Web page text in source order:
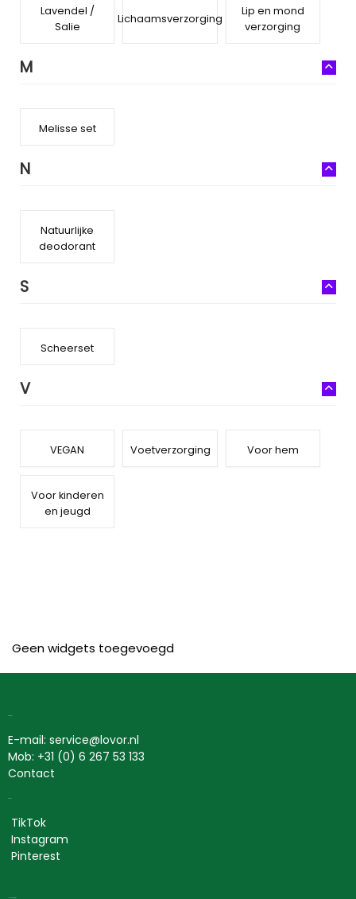
Lavendel /
Salie
Lichaamsverzorging
Lip en mond
verzorging
M
Melisse set
N
Natuurlijke
deodorant
S
Scheerset
V
VEGAN Voetverzorging Voor hem
Voor kinderen
en jeugd
Geen widgets toegevoegd
E-mail: service@lovor.nl
Mob: +31 (0) 6 267 53 133
Contact
TikTok
Instagram
Pinterest